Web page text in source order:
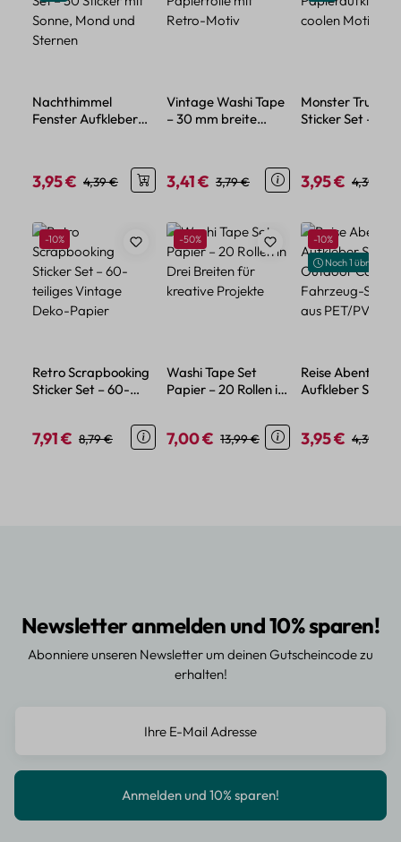
Nachthimmel
Fenster Aufkleber
Verkaufspreis:
3,95 € Regulärer Preis:
4,39 €
Vintage Washi Tape
– 30 mm breite
Verkaufspreis:
3,41 € Regulärer Preis:
3,79 €
Monster Truck
Sticker Set – 50
Verkaufspreis:
3,95 € 4,39 €
Produktgalerie überspringen
Rabatt
-10%
Retro Scrapbooking
Sticker Set – 60-
Verkaufspreis:
7,91 € Regulärer Preis:
8,79 €
Rabatt
-50%
Washi Tape Set
Papier – 20 Rollen in
kreative Projekte
Verkaufspreis:
7,00 € Regulärer Preis:
13,99 €
Rabatt
-10%
Noch 1 übrig
Reise Abenteuer
Aufkleber Set –
aus PET/PVC
Verkaufspreis:
3,95 € 4,39 €
Newsletter anmelden und 10% sparen!
Abonniere unseren Newsletter um deinen Gutscheincode zu
erhalten!